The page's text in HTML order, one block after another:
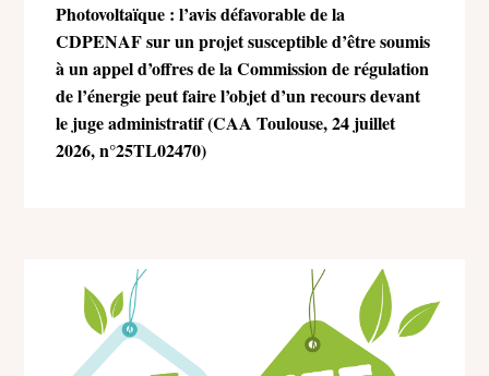
Photovoltaïque : l’avis défavorable de la
CDPENAF sur un projet susceptible d’être soumis
à un appel d’offres de la Commission de régulation
de l’énergie peut faire l’objet d’un recours devant
le juge administratif (CAA Toulouse, 24 juillet
2026, n°25TL02470)